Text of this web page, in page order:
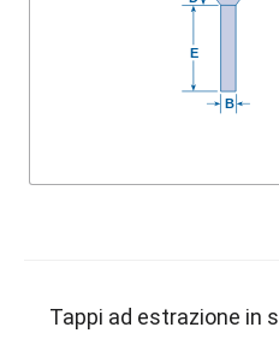
Tappi ad estrazione in